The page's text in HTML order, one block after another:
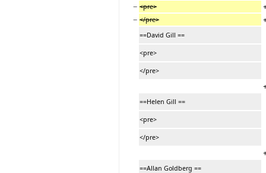
− <pre>
− </pre>
==David Gill ==
<pre>
</pre>
==Helen Gill ==
<pre>
</pre>
==Allan Goldberg ==